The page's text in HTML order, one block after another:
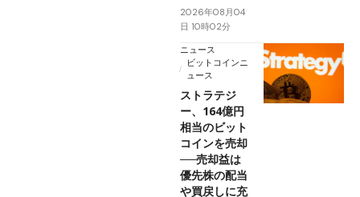
2026年08月04
日 10時02分
ニュース
ビットコインニ
ュース
ストラテジ
ー、164億円
相当のビット
コインを売却
──売却益は
優先株の配当
や買戻しに充